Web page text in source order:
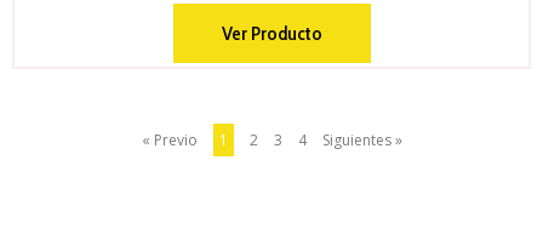
Ver Producto
« Previo 1 2 3 4 Siguientes »